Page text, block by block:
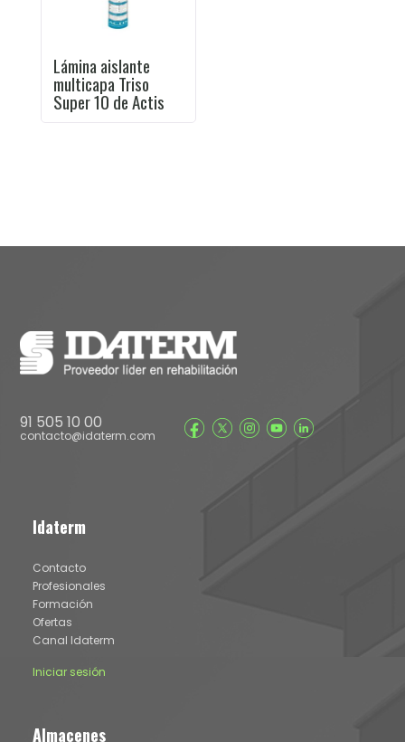
Lámina aislante
multicapa Triso
Super 10 de Actis
91 505 10 00
contacto@idaterm.com
Idaterm
Contacto
Profesionales
Formación
Ofertas
Canal Idaterm
Iniciar sesión
Almacenes